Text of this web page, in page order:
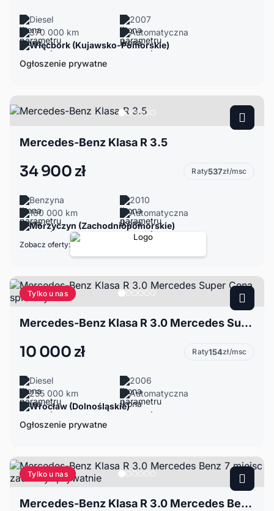
Diesel
2007
370 000 km
Automatyczna
Więcbork (Kujawsko-Pomorskie)
Ogłoszenie prywatne
Mercedes-Benz Klasa R 3.5
34 900 zł Raty537zł/msc
Benzyna
2010
160 000 km
Automatyczna
Morzyczyn (Zachodniopomorskie)
Zobacz oferty:
Tylko u nas
Mercedes-Benz Klasa R 3.0 Mercedes Super Cena sprawny
10 000 zł Raty154zł/msc
Diesel
2006
255 000 km
Automatyczna
Wrocław (Dolnośląskie)
Ogłoszenie prywatne
Tylko u nas
Mercedes-Benz Klasa R 3.0 Mercedes Benz 7 miejsc zadbany- prywatnie